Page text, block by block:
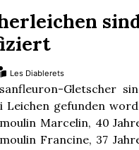
Les Diablerets
Gletscher
Leichen gefunden
Marcelin, 40
Francine, 37